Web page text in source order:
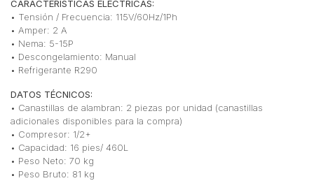
CARACTERÍSTICAS ELÉCTRICAS:
• Tensión / Frecuencia: 115V/60Hz/1Ph
• Amper: 2 A
• Nema: 5-15P
• Descongelamiento: Manual
• Refrigerante R290
DATOS TÉCNICOS:
• Canastillas de alambran: 2 piezas por unidad (canastillas
adicionales disponibles para la compra)
• Compresor: 1/2+
• Capacidad: 16 pies/ 460L
• Peso Neto: 70 kg
• Peso Bruto: 81 kg